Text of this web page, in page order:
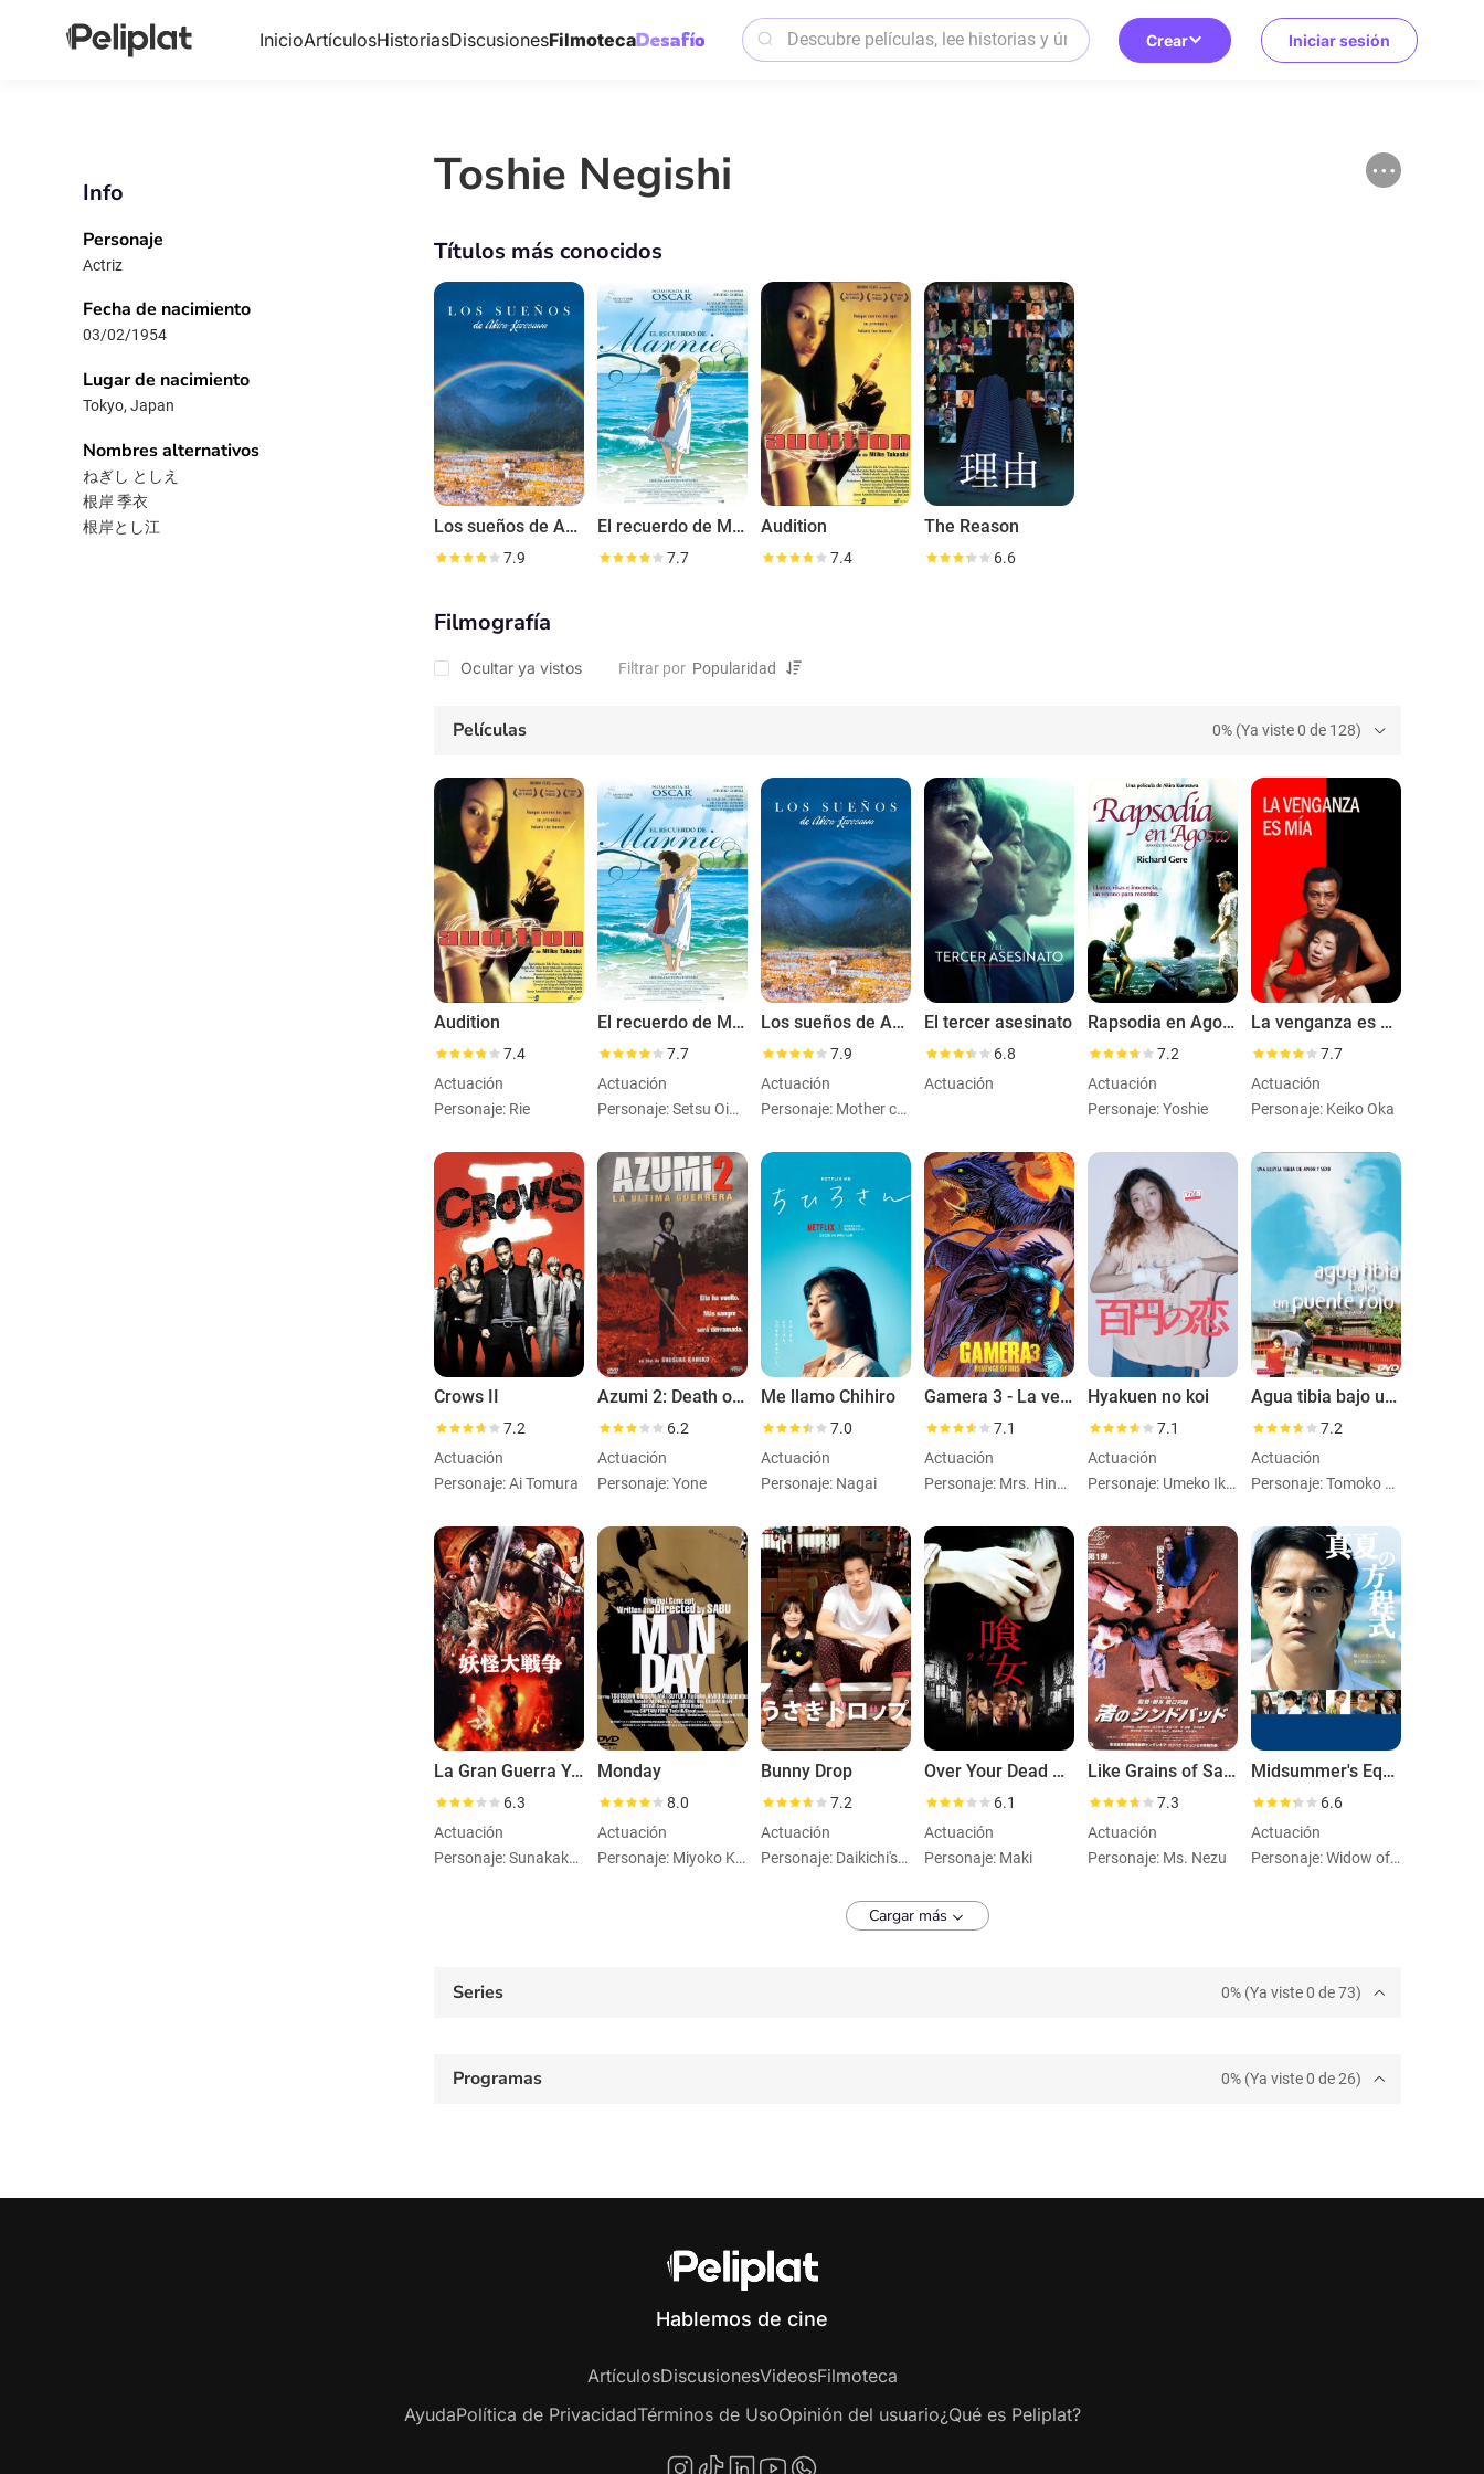
InicioArtículosHistoriasDiscusionesFilmoteca Crear Iniciar sesión
Info
Personaje
Actriz
Fecha de nacimiento
03/02/1954
Lugar de nacimiento
Tokyo, Japan
Nombres alternativos
ねぎし としえ
根岸 季衣
根岸とし江
Toshie Negishi
Títulos más conocidos
Los sueños de Akira Kurosawa
7.9
El recuerdo de Marnie
7.7
Audition
7.4
The Reason
6.6
Filmografía
Ocultar ya vistos Filtrar por
Películas 0% (Ya viste 0 de 128)
Audition
7.4
Actuación
Personaje: Rie
El recuerdo de Marnie
7.7
Actuación
Personaje: Setsu Oiwa (voice)
Los sueños de Akira Kurosawa
7.9
Actuación
Personaje: Mother carrying child
El tercer asesinato
6.8
Actuación
Rapsodia en Agosto
7.2
Actuación
Personaje: Yoshie
La venganza es mía
7.7
Actuación
Personaje: Keiko Oka
Crows II
7.2
Actuación
Personaje: Ai Tomura
Azumi 2: Death or Love
6.2
Actuación
Personaje: Yone
Me llamo Chihiro
7.0
Actuación
Personaje: Nagai
Gamera 3 - La venganza de Iris
7.1
Actuación
Personaje: Mrs. Hinohara - Ayana's Aunt
Hyakuen no koi
7.1
Actuación
Personaje: Umeko Ikeuchi
Agua tibia bajo un puente rojo
7.2
Actuación
Personaje: Tomoko Sasano
La Gran Guerra Yokai
6.3
Actuación
Personaje: Sunakake Baba
Monday
8.0
Actuación
Personaje: Miyoko Kondô, Mitsuo's mother
Bunny Drop
7.2
Actuación
Personaje: Daikichi's aunt
Over Your Dead Body
6.1
Actuación
Personaje: Maki
Like Grains of Sand
7.3
Actuación
Personaje: Ms. Nezu
Midsummer's Equation
6.6
Actuación
Personaje: Widow of Police Detective Tsukahara
Cargar más
Series 0% (Ya viste 0 de 73)
Programas 0% (Ya viste 0 de 26)
Hablemos de cine
ArtículosDiscusionesVideosFilmoteca
AyudaPolítica de PrivacidadTérminos de UsoOpinión del usuario¿Qué es Peliplat?